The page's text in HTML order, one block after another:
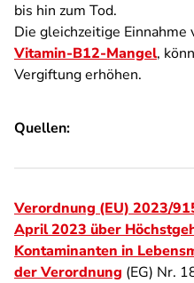
bis hin zum Tod.
Die gleichzeitige Einnahme
Vitamin-B12-Mangel,
Vergiftung erhöhen.
Quellen:
Verordnung (EU) 2023/
April 2023 über
Kontaminanten in
der Verordnung (EG) Nr.